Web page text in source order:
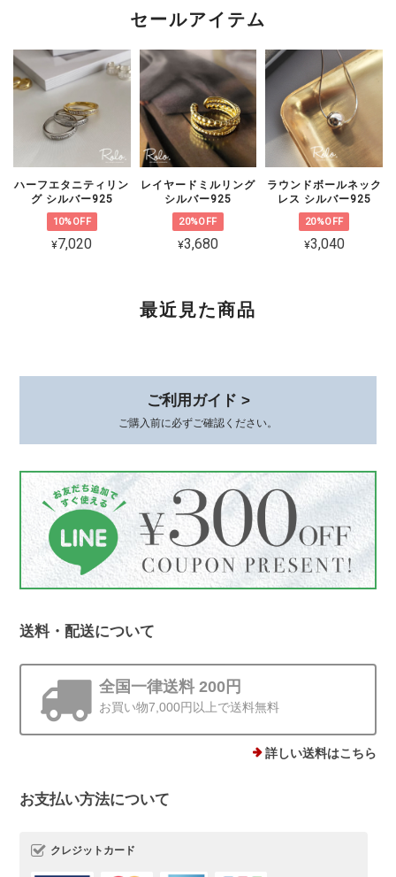
ん。 大切な方とのペアとしてお選びい
まいましたことを心よりお詫び申し上げ
ます。 状態を確認のうえ対応をご案内
いたしますので、恐れ入りますがショッ
プのお問い合わせよりご連絡いただけま
すと幸いです。
CZ 5連ラインピアス シルバー925
可愛くて品があり、とても気に入ってます。 着けていると褒めて貰え
て嬉しいです。 素敵な梱包、いつもありがとうございます😊
いてから時間が経った今も、またこうし
てお声を届けていただけて、本当に嬉し
いです。 身につけていて、褒めていた
シーンをお届けできたことが何より励み
です。 梱包についてもお言葉をいただ
き、ありがとうございます。これからも
丁寧にお届けしてまいります😊
ストーンminiピアス シルバー925
他にはあまりない、石ころモチーフ、とても可愛いです。まん丸では
この度は、Rolo.をご利用いただき有難
セールアイテム
ハーフエタニティリン
グ シルバー925
10%OFF
¥7,020
レイヤードミルリング
シルバー925
20%OFF
¥3,680
ラウンドボールネック
レス シルバー925
20%OFF
¥3,040
最近見た商品
ご利用ガイド >
ご購入前に必ずご確認ください。
送料・配送について
全国一律送料 200円
お買い物7,000円以上で送料無料
詳しい送料はこちら
お支払い方法について
クレジットカード